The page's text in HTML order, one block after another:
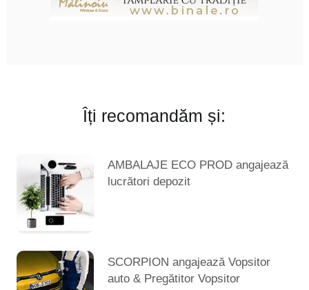
Îți recomandăm și:
AMBALAJE ECO PROD angajează
lucrători depozit
SCORPION angajează Vopsitor
auto & Pregătitor Vopsitor